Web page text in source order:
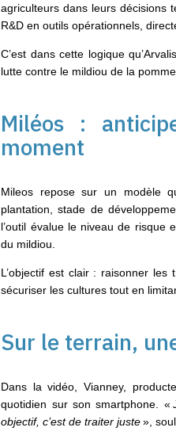
agriculteurs dans leurs décisions
R&D en outils opérationnels,
C’est dans cette logique
lutte contre le mildiou de la
Miléos :
moment
Mileos repose sur un modèle
plantation, stade de
l’outil évalue le niveau de risque
du mildiou.
L’objectif est clair : raisonner
sécuriser les cultures tout en
Sur le terrain,
Dans la vidéo, Vianney,
quotidien sur son smartphone. «
objectif, c’est de traiter juste»,